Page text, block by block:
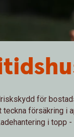
för
teckna försäkring i
i topp